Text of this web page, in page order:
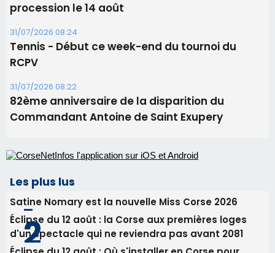
Commandant Antoine de Saint Exupery
Les plus lus
Satine Nomary est la nouvelle Miss Corse 2026
Éclipse du 12 août : la Corse aux premières loges
d'un spectacle qui ne reviendra pas avant 2081
profiter pleinement du spectacle ?
consommation en recul dans les restaurants
La gendarmerie alerte les restaurateurs corses
face à une nouvelle escroquerie au faux vendeur de
vin